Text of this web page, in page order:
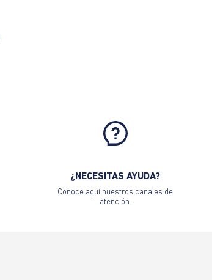
¿NECESITAS AYUDA?
Conoce aquí nuestros canales de
atención.